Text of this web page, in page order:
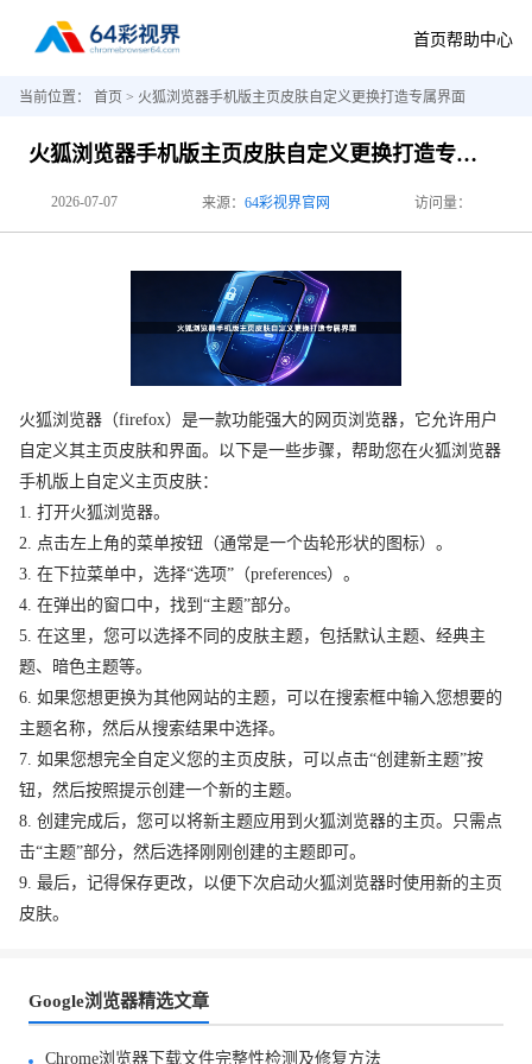
首页帮助中心
当前位置： 首页 > 火狐浏览器手机版主页皮肤自定义更换打造专属界面
火狐浏览器手机版主页皮肤自定义更换打造专属界面
2026-07-07 来源： 64彩视界官网 访问量：
火狐浏览器（firefox）是一款功能强大的网页浏览器，它允许用户
自定义其主页皮肤和界面。以下是一些步骤，帮助您在火狐浏览器
手机版上自定义主页皮肤：
1. 打开火狐浏览器。
2. 点击左上角的菜单按钮（通常是一个齿轮形状的图标）。
3. 在下拉菜单中，选择“选项”（preferences）。
4. 在弹出的窗口中，找到“主题”部分。
5. 在这里，您可以选择不同的皮肤主题，包括默认主题、经典主
题、暗色主题等。
6. 如果您想更换为其他网站的主题，可以在搜索框中输入您想要的
主题名称，然后从搜索结果中选择。
7. 如果您想完全自定义您的主页皮肤，可以点击“创建新主题”按
钮，然后按照提示创建一个新的主题。
8. 创建完成后，您可以将新主题应用到火狐浏览器的主页。只需点
击“主题”部分，然后选择刚刚创建的主题即可。
9. 最后，记得保存更改，以便下次启动火狐浏览器时使用新的主页
皮肤。
Google浏览器精选文章
Chrome浏览器下载文件完整性检测及修复方法